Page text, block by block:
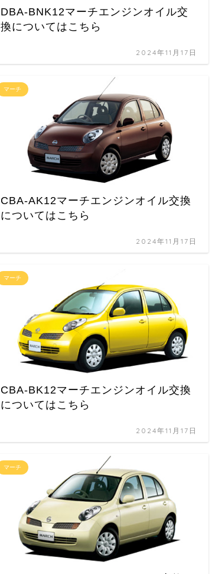
DBA-BNK12マーチエンジンオイル交
換についてはこちら
2024年11月17日
マーチ
CBA-AK12マーチエンジンオイル交換
についてはこちら
2024年11月17日
マーチ
CBA-BK12マーチエンジンオイル交換
についてはこちら
2024年11月17日
マーチ